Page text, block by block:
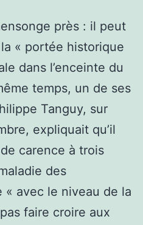
près : il peut
« portée historique
dans l’enceinte du
temps, un de ses
Tanguy, sur
expliquait qu’il
carence à trois
des
avec le niveau de la
faire croire aux